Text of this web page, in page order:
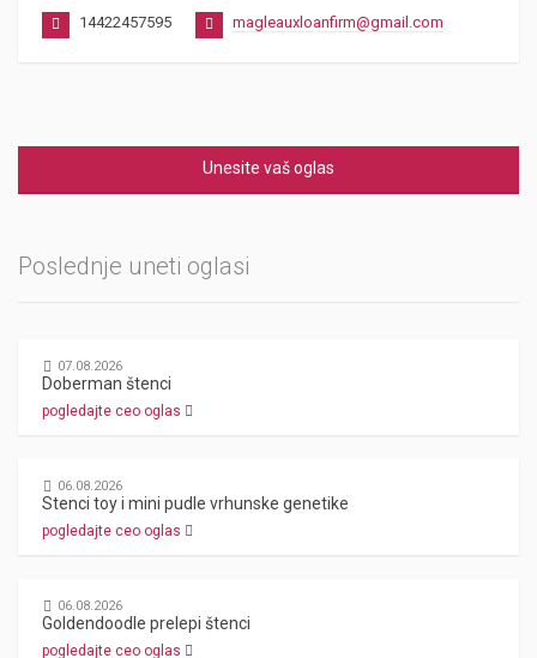
14422457595 magleauxloanfirm@gmail.com
Unesite vaš oglas
Poslednje uneti oglasi
07.08.2026
Doberman štenci
pogledajte ceo oglas
06.08.2026
Stenci toy i mini pudle vrhunske genetike
pogledajte ceo oglas
06.08.2026
Goldendoodle prelepi štenci
pogledajte ceo oglas